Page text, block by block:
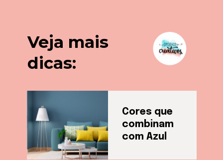
Veja mais
dicas:
Cores que
combinam
com Azul